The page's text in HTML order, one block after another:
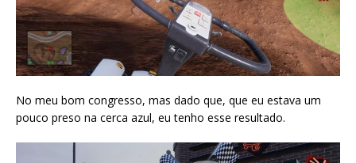
No meu bom congresso, mas dado que, que eu estava um
pouco preso na cerca azul, eu tenho esse resultado.